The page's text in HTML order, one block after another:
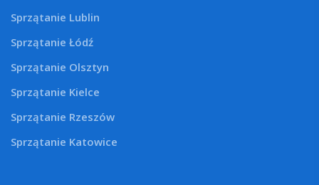
Sprzątanie Lublin
Sprzątanie Łódź
Sprzątanie Olsztyn
Sprzątanie Kielce
Sprzątanie Rzeszów
Sprzątanie Katowice